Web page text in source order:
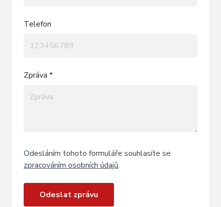
Telefon
Zpráva *
Odesláním tohoto formuláře souhlasíte se
zpracováním osobních údajů.
Odeslat zprávu